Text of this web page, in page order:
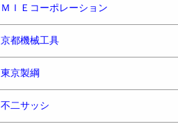
ＭＩＥコーポレーション
京都機械工具
東京製綱
不二サッシ